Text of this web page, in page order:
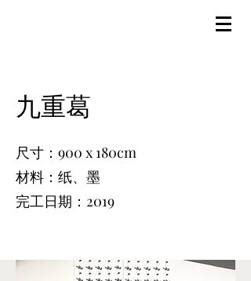
九重葛
尺寸：900 x 180cm
材料：纸、墨
完工日期：2019